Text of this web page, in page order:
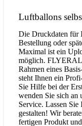
Luftballons
Die Druckdaten für
Bestellung oder
Maximal ist ein
möglich.
Rahmen eines
steht Ihnen ein
Sie Hilfe bei der
wenden Sie sich an
Service. Lassen Sie
gestalten! Wir
fertigen Produkt